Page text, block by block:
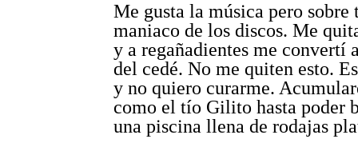
Me gusta la música pero sobre
maniaco de los discos. Me
y a regañadientes me convertí
del cedé. No me quiten esto.
y no quiero curarme.
como el tío Gilito hasta poder
una piscina llena de rodajas